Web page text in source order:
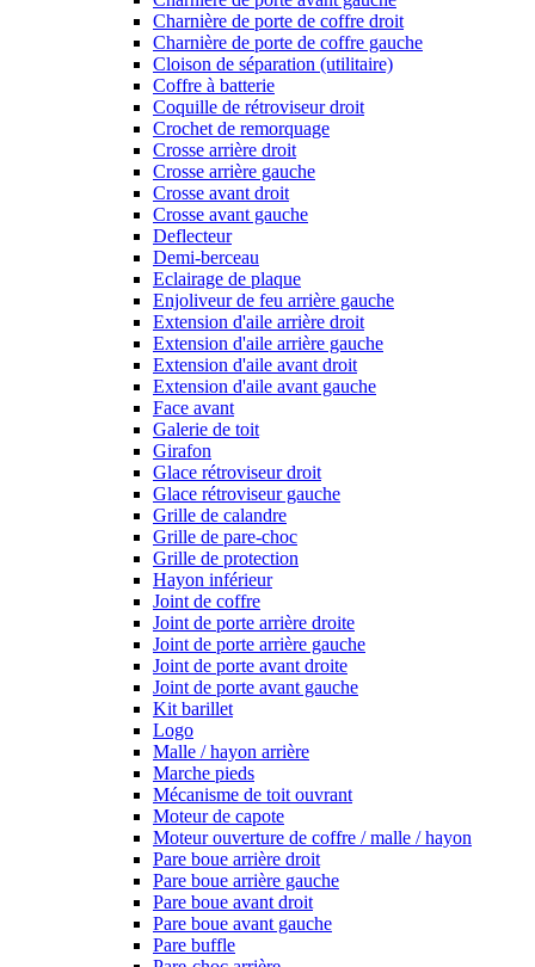
Charnière de porte de coffre droit
Charnière de porte de coffre gauche
Cloison de séparation (utilitaire)
Coffre à batterie
Coquille de rétroviseur droit
Crochet de remorquage
Crosse arrière droit
Crosse arrière gauche
Crosse avant droit
Crosse avant gauche
Deflecteur
Demi-berceau
Eclairage de plaque
Enjoliveur de feu arrière gauche
Extension d'aile arrière droit
Extension d'aile arrière gauche
Extension d'aile avant droit
Extension d'aile avant gauche
Face avant
Galerie de toit
Girafon
Glace rétroviseur droit
Glace rétroviseur gauche
Grille de calandre
Grille de pare-choc
Grille de protection
Hayon inférieur
Joint de coffre
Joint de porte arrière droite
Joint de porte arrière gauche
Joint de porte avant droite
Joint de porte avant gauche
Kit barillet
Logo
Malle / hayon arrière
Marche pieds
Mécanisme de toit ouvrant
Moteur de capote
Moteur ouverture de coffre / malle / hayon
Pare boue arrière droit
Pare boue arrière gauche
Pare boue avant droit
Pare boue avant gauche
Pare buffle